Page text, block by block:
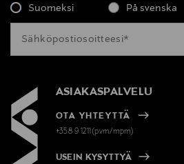
Suomeksi På svenska
ASIAKASPALVELU
OTA YHTEYTTÄ
+358 9 1211(pvm/mpm)
USEIN KYSYTTYÄ